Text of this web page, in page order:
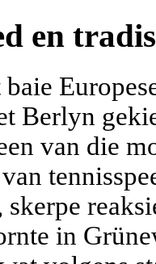
en
Berlyn
van die
in